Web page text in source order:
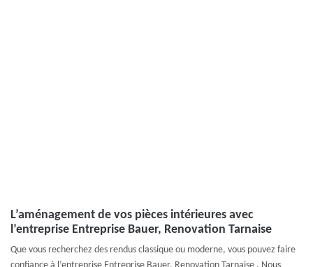
L’aménagement de vos pièces intérieures avec
l’entreprise Entreprise Bauer, Renovation Tarnaise
Que vous recherchez des rendus classique ou moderne, vous pouvez faire